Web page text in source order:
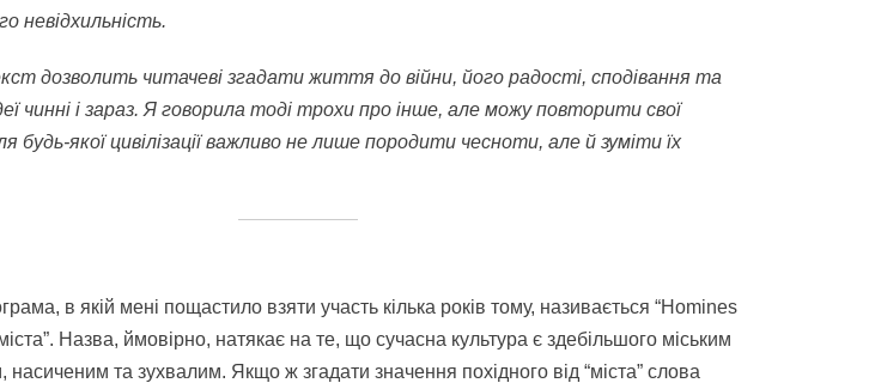
невідхильність.
дозволить читачеві згадати життя до війни, його радості, сподівання та
чинні і зараз. Я говорила тоді трохи про інше, але можу повторити свої
будь-якої цивілізації важливо не лише породити чесноти, але й зуміти їх
в якій мені пощастило взяти участь кілька років тому, називається “Homines
Назва, ймовірно, натякає на те, що сучасна культура є здебільшого міським
та зухвалим. Якщо ж згадати значення похідного від “міста” слова